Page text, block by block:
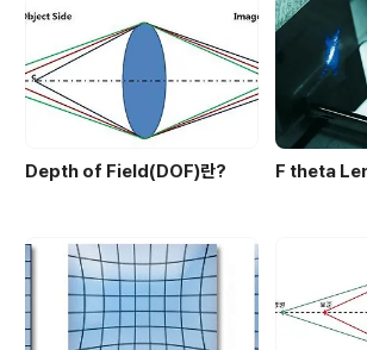
Depth of Field(DOF)란? F theta